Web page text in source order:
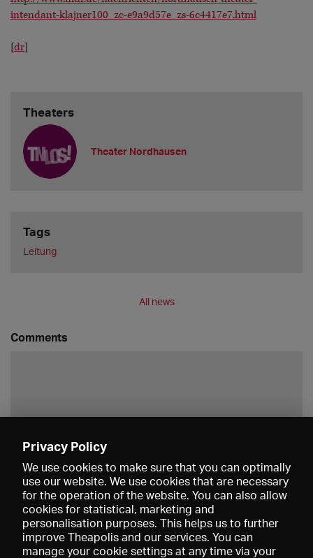
intendant-klajner100_zc-e9a9d57e_zs-6c4417e7.html
[dr]
Theaters
Theater Nordhausen
Tags
Leitung
All news
Comments
Privacy Policy
We use cookies to make sure that you can optimally
use our website. We use cookies that are necessary
for the operation of the website. You can also allow
cookies for statistical, marketing and
personalisation purposes. This helps us to further
improve Theapolis and our services. You can
manage your cookie settings at any time via your